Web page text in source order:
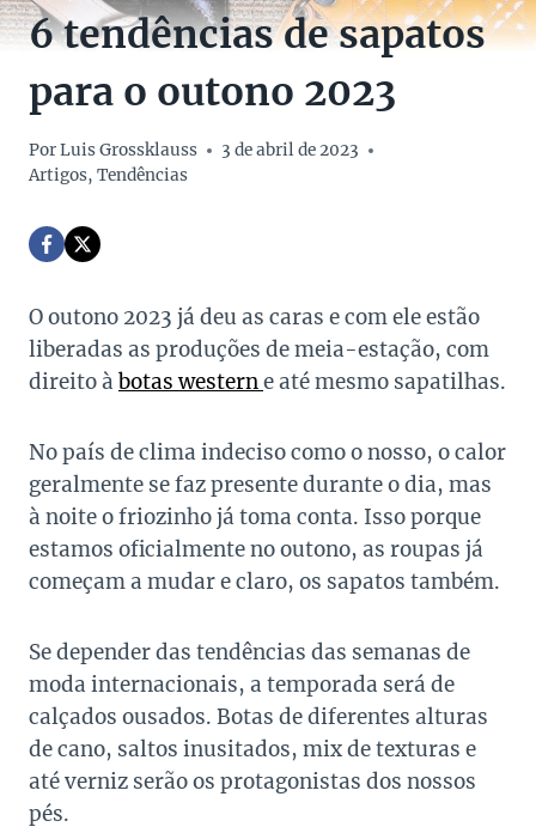
6 tendências de sapatos
para o outono 2023
PorLuis Grossklauss
3 de abril de 2023
Artigos, Tendências
O outono 2023 já deu as caras e com ele estão
liberadas as produções de meia-estação, com
direito à botas westerne até mesmo sapatilhas.
No país de clima indeciso como o nosso, o calor
geralmente se faz presente durante o dia, mas
à noite o friozinho já toma conta. Isso porque
estamos oficialmente no outono, as roupas já
começam a mudar e claro, os sapatos também.
Se depender das tendências das semanas de
moda internacionais, a temporada será de
calçados ousados. Botas de diferentes alturas
de cano, saltos inusitados, mix de texturas e
até verniz serão os protagonistas dos nossos
pés.